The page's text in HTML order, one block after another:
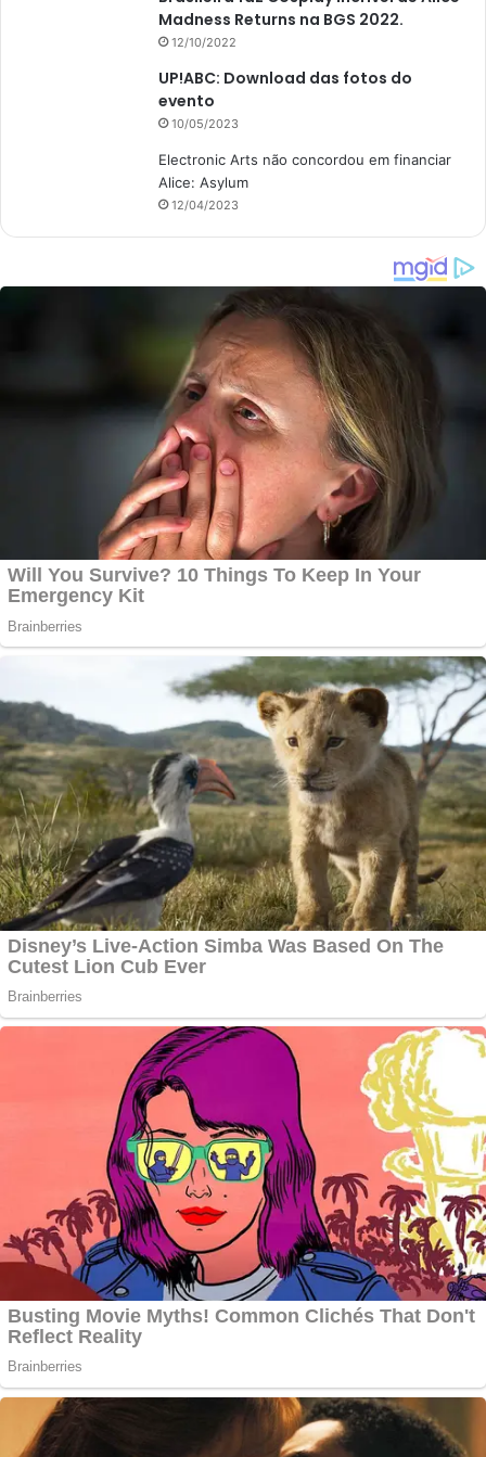
Madness Returns na BGS 2022.
12/10/2022
UP!ABC: Download das fotos do
evento
10/05/2023
Electronic Arts não concordou em financiar
Alice: Asylum
12/04/2023